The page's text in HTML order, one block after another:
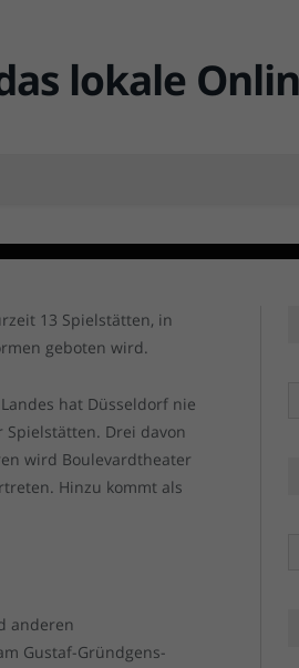
13 Spielstätten, in
geboten wird.
hat Düsseldorf nie
Drei davon
wird Boulevardtheater
Hinzu kommt als
anderen
Gustaf-Gründgens-